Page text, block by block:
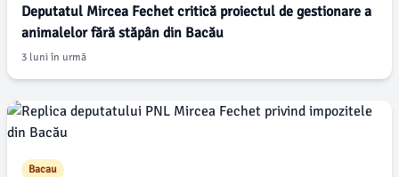
Deputatul Mircea Fechet critică proiectul de gestionare a
animalelor fără stăpân din Bacău
3 luni în urmă
Bacau